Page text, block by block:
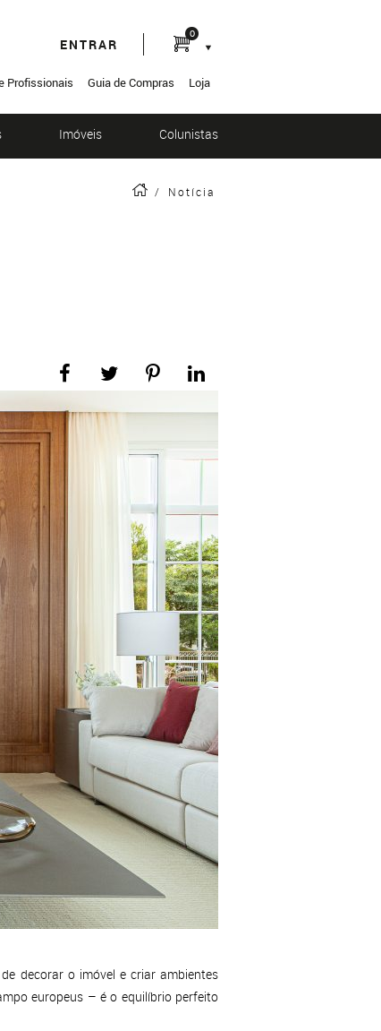
0
ENTRAR
Profissionais Guia de Compras Loja
Imóveis Colunistas
/ Notícia
decorar o imóvel e criar ambientes
europeus – é o equilíbrio perfeito